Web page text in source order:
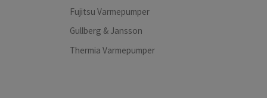
Fujitsu Varmepumper
Gullberg & Jansson
Thermia Varmepumper